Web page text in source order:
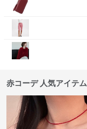
赤コーデ 人気アイテム